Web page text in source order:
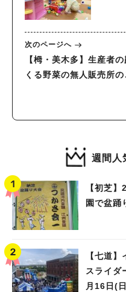
次のページへ
【栂・美木多】生産者
くる野菜の無人販売所
週間人
【初芝
園で盆踊
【七道
スライ
月16日(